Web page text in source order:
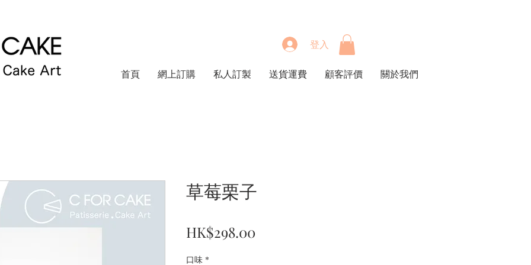
登入
首頁 網上訂購 私人訂製 送貨運費 顧客評價 關於我們
草莓栗子
HK$298.00
口味 *